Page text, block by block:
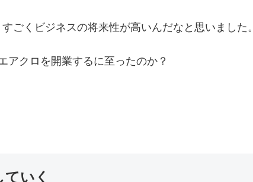
ごくビジネスの将来性が高いんだなと思いました。
アクロを開業するに至ったのか？
いく